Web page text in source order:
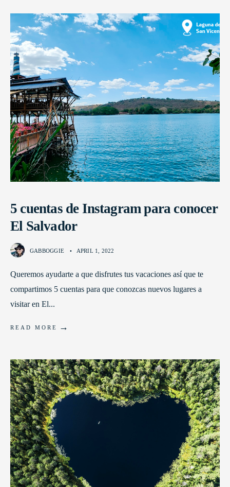
5 cuentas de Instagram para conocer
El Salvador
GABBOGGIE • APRIL 1, 2022
Queremos ayudarte a que disfrutes tus vacaciones así que te
compartimos 5 cuentas para que conozcas nuevos lugares a
visitar en El...
READ MORE →